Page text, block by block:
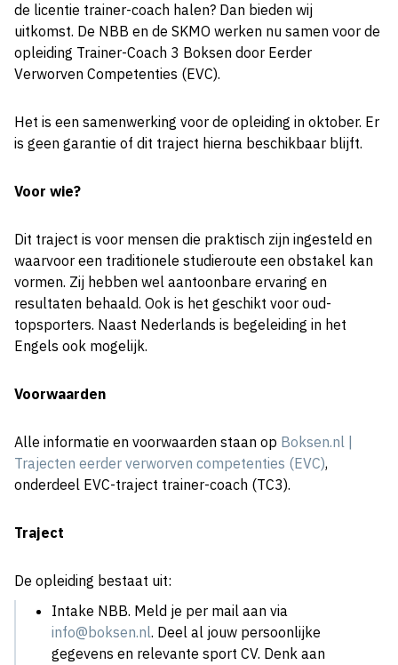
de licentie trainer-coach halen? Dan bieden wij
uitkomst. De NBB en de SKMO werken nu samen voor de
opleiding Trainer-Coach 3 Boksen door Eerder
Verworven Competenties (EVC).
Het is een samenwerking voor de opleiding in oktober. Er
is geen garantie of dit traject hierna beschikbaar blijft.
Voor wie?
Dit traject is voor mensen die praktisch zijn ingesteld en
waarvoor een traditionele studieroute een obstakel kan
vormen. Zij hebben wel aantoonbare ervaring en
resultaten behaald. Ook is het geschikt voor oud-
topsporters. Naast Nederlands is begeleiding in het
Engels ook mogelijk.
Voorwaarden
Alle informatie en voorwaarden staan op Boksen.nl |
Trajecten eerder verworven competenties (EVC),
onderdeel EVC-traject trainer-coach (TC3).
Traject
De opleiding bestaat uit:
Intake NBB. Meld je per mail aan via
info@boksen.nl. Deel al jouw persoonlijke
gegevens en relevante sport CV. Denk aan